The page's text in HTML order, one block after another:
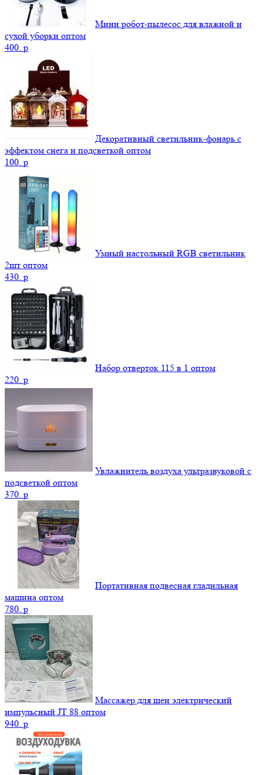
Мини робот-пылесос для влажной и
сухой уборки оптом
400. p
Декоративный светильник-фонарь с
эффектом снега и подсветкой оптом
100. p
Умный настольный RGB светильник
2шт оптом
430. p
Набор отверток 115 в 1 оптом
220. p
Увлажнитель воздуха ультразвуковой с
подсветкой оптом
370. p
Портативная подвесная гладильная
машина оптом
780. p
Массажер для шеи электрический
импульсный JT 88 оптом
940. p